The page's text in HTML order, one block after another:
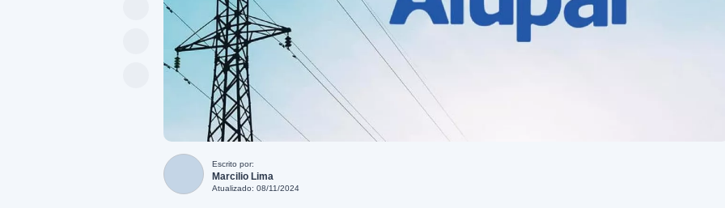
Escrito por:
Marcilio Lima
Atualizado: 08/11/2024